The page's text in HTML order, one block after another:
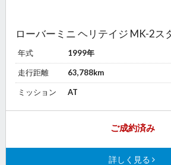
ローバーミニ ヘリテイジ MK-2ス
年式 1999年
走行距離 63,788km
ミッション AT
ご成約済み
詳しく見る